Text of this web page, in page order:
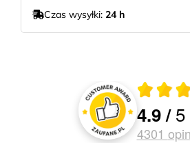
Czas wysyłki: 24 h
Oceny i
Średnia
4.9/5
4301